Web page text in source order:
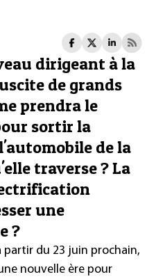
dirigeant à la
de grands
prendra le
sortir la
de la
traverse ? La
une
?
partir du 23 juin prochain,
nouvelle ère pour